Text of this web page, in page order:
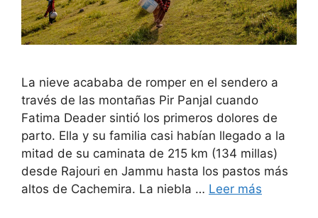
La nieve acababa de romper en el sendero a
través de las montañas Pir Panjal cuando
Fatima Deader sintió los primeros dolores de
parto. Ella y su familia casi habían llegado a la
mitad de su caminata de 215 km (134 millas)
desde Rajouri en Jammu hasta los pastos más
altos de Cachemira. La niebla … Leer más